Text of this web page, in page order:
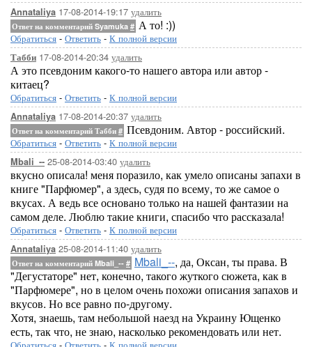
Annataliya 17-08-2014-19:17 удалить
Ответ на комментарий Syamuka # А то! :))
Обратиться - Ответить - К полной версии
Табби 17-08-2014-20:34 удалить
А это псевдоним какого-то нашего автора или автор -
китаец?
Обратиться - Ответить - К полной версии
Annataliya 17-08-2014-20:37 удалить
Ответ на комментарий Табби # Псевдоним. Автор - российский.
Обратиться - Ответить - К полной версии
Mbali_-- 25-08-2014-03:40 удалить
вкусно описала! меня поразило, как умело описаны запахи в
книге "Парфюмер", а здесь, судя по всему, то же самое о
вкусах. А ведь все основано только на нашей фантазии на
самом деле. Люблю такие книги, спасибо что рассказала!
Обратиться - Ответить - К полной версии
Annataliya 25-08-2014-11:40 удалить
Ответ на комментарий Mbali_-- # Mbali_--, да, Оксан, ты права. В
"Дегустаторе" нет, конечно, такого жуткого сюжета, как в
"Парфюмере", но в целом очень похожи описания запахов и
вкусов. Но все равно по-другому.
Хотя, знаешь, там небольшой наезд на Украину Ющенко
есть, так что, не знаю, насколько рекомендовать или нет.